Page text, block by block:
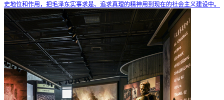
史地位和作用，把毛泽东实事求是、追求真理的精神用到现在的社会主义建设中。